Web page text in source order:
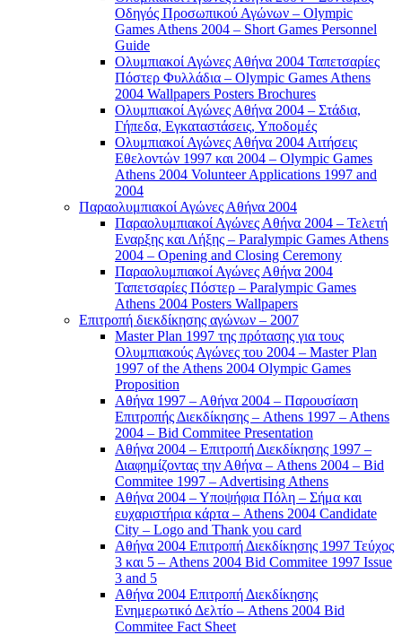
Οδηγός Προσωπικού Αγώνων – Olympic
Games Athens 2004 – Short Games Personnel
Guide
Ολυμπιακοί Αγώνες Αθήνα 2004 Ταπετσαρίες
Πόστερ Φυλλάδια – Olympic Games Athens
2004 Wallpapers Posters Brochures
Ολυμπιακοί Αγώνες Αθήνα 2004 – Στάδια,
Γήπεδα, Εγκαταστάσεις, Υποδομές
Ολυμπιακοί Αγώνες Αθήνα 2004 Αιτήσεις
Εθελοντών 1997 και 2004 – Olympic Games
Athens 2004 Volunteer Applications 1997 and
2004
Παραολυμπιακοί Αγώνες Αθήνα 2004
Παραολυμπιακοί Αγώνες Αθήνα 2004 – Τελετή
Εναρξης και Λήξης – Paralympic Games Athens
2004 – Opening and Closing Ceremony
Παραολυμπιακοί Αγώνες Αθήνα 2004
Ταπετσαρίες Πόστερ – Paralympic Games
Athens 2004 Posters Wallpapers
Επιτροπή διεκδίκησης αγώνων – 2007
Master Plan 1997 της πρότασης για τους
Ολυμπιακούς Αγώνες του 2004 – Master Plan
1997 of the Athens 2004 Olympic Games
Proposition
Αθήνα 1997 – Αθήνα 2004 – Παρουσίαση
Επιτροπής Διεκδίκησης – Athens 1997 – Athens
2004 – Bid Commitee Presentation
Αθήνα 2004 – Επιτροπή Διεκδίκησης 1997 –
Διαφημίζοντας την Αθήνα – Athens 2004 – Bid
Commitee 1997 – Advertising Athens
Αθήνα 2004 – Υποψήφια Πόλη – Σήμα και
ευχαριστήρια κάρτα – Athens 2004 Candidate
City – Logo and Thank you card
Αθήνα 2004 Επιτροπή Διεκδίκησης 1997 Τεύχος
3 και 5 – Athens 2004 Bid Commitee 1997 Issue
3 and 5
Αθήνα 2004 Επιτροπή Διεκδίκησης
Ενημερωτικό Δελτίο – Athens 2004 Bid
Commitee Fact Sheet